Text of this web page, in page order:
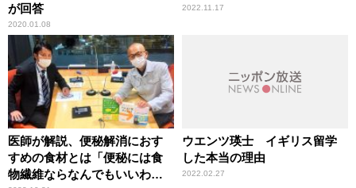
が回答
2020.01.08
2022.11.17
医師が解説、便秘解消におす
すめの食材とは「便秘には食
物繊維ならなんでもいいわけ
ウエンツ瑛士 イギリス留学
した本当の理由
2022.02.27